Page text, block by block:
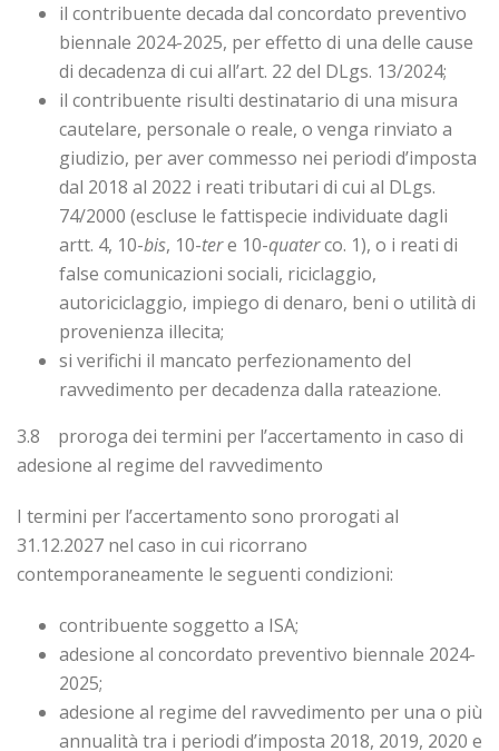
il contribuente decada dal concordato preventivo
biennale 2024-2025, per effetto di una delle cause
di decadenza di cui all’art. 22 del DLgs. 13/2024;
il contribuente risulti destinatario di una misura
cautelare, personale o reale, o venga rinviato a
giudizio, per aver commesso nei periodi d’imposta
dal 2018 al 2022 i reati tributari di cui al DLgs.
74/2000 (escluse le fattispecie individuate dagli
artt. 4, 10-bis, 10-tere 10-quaterco. 1), o i reati di
false comunicazioni sociali, riciclaggio,
autoriciclaggio, impiego di denaro, beni o utilità di
provenienza illecita;
si verifichi il mancato perfezionamento del
ravvedimento per decadenza dalla rateazione.
3.8 proroga dei termini per l’accertamento in caso di
adesione al regime del ravvedimento
I termini per l’accertamento sono prorogati al
31.12.2027 nel caso in cui ricorrano
contemporaneamente le seguenti condizioni:
contribuente soggetto a ISA;
adesione al concordato preventivo biennale 2024-
2025;
adesione al regime del ravvedimento per una o più
annualità tra i periodi d’imposta 2018, 2019, 2020 e